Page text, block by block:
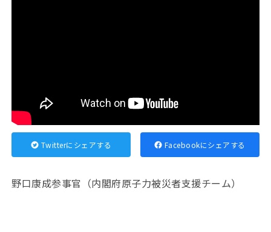
Twitterにシェアする Facebookにシェアする
野口康成参事官（内閣府原子力被災者支援チーム）